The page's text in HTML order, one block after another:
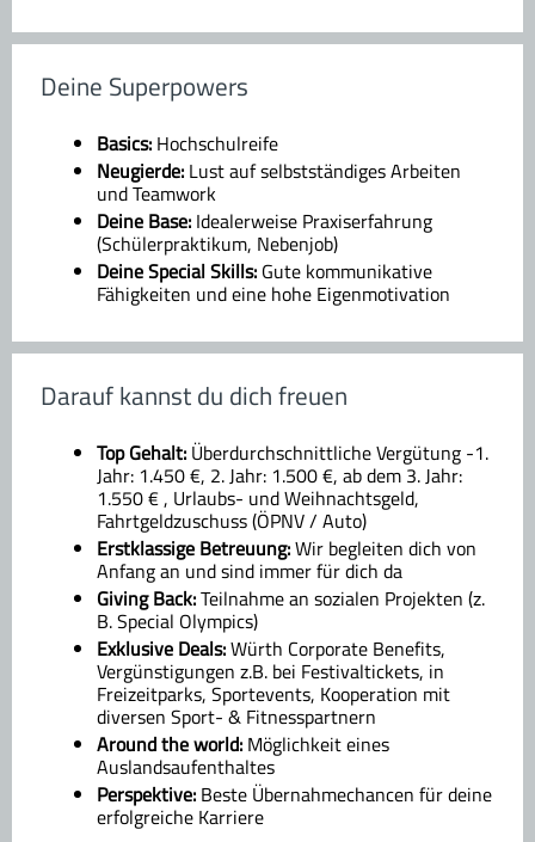
Deine Superpowers
Basics: Hochschulreife
Neugierde: Lust auf selbstständiges Arbeiten
und Teamwork
Deine Base: Idealerweise Praxiserfahrung
(Schülerpraktikum, Nebenjob)
Deine Special Skills: Gute kommunikative
Fähigkeiten und eine hohe Eigenmotivation
Darauf kannst du dich freuen
Top Gehalt: Überdurchschnittliche Vergütung -1.
Jahr: 1.450 €, 2. Jahr: 1.500 €, ab dem 3. Jahr:
1.550 € , Urlaubs- und Weihnachtsgeld,
Fahrtgeldzuschuss (ÖPNV / Auto)
Erstklassige Betreuung:Wir begleiten dich von
Anfang an und sind immer für dich da
Giving Back:Teilnahme an sozialen Projekten (z.
B. Special Olympics)
Exklusive Deals:Würth Corporate Benefits,
Vergünstigungen z.B. bei Festivaltickets, in
Freizeitparks, Sportevents, Kooperation mit
diversen Sport- & Fitnesspartnern
Around the world: Möglichkeit eines
Auslandsaufenthaltes
Perspektive: Beste Übernahmechancen für deine
erfolgreiche Karriere